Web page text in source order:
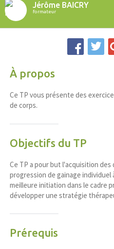
Jérôme BAICRY
formateur
À propos
Ce TP vous présente des
de corps.
Objectifs du TP
Ce TP a pour but l'acquisition
progression de gainage
meilleure initiation dans le cadre
développer une stratégie
Prérequis